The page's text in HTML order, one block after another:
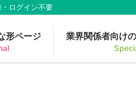
ログイン不要
形ページ 業界関係者向け